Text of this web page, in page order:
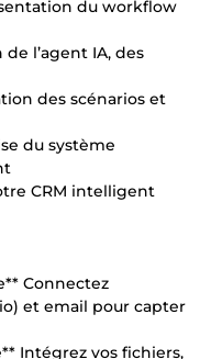
du workflow
l’agent IA, des
des scénarios et
du système
CRM intelligent
Connectez
et email pour capter
Intégrez vos fichiers,